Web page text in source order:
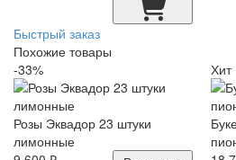
Быстрый заказ
Похожие товары
-33%
Розы Эквадор 23 штуки
лимонные
Хит